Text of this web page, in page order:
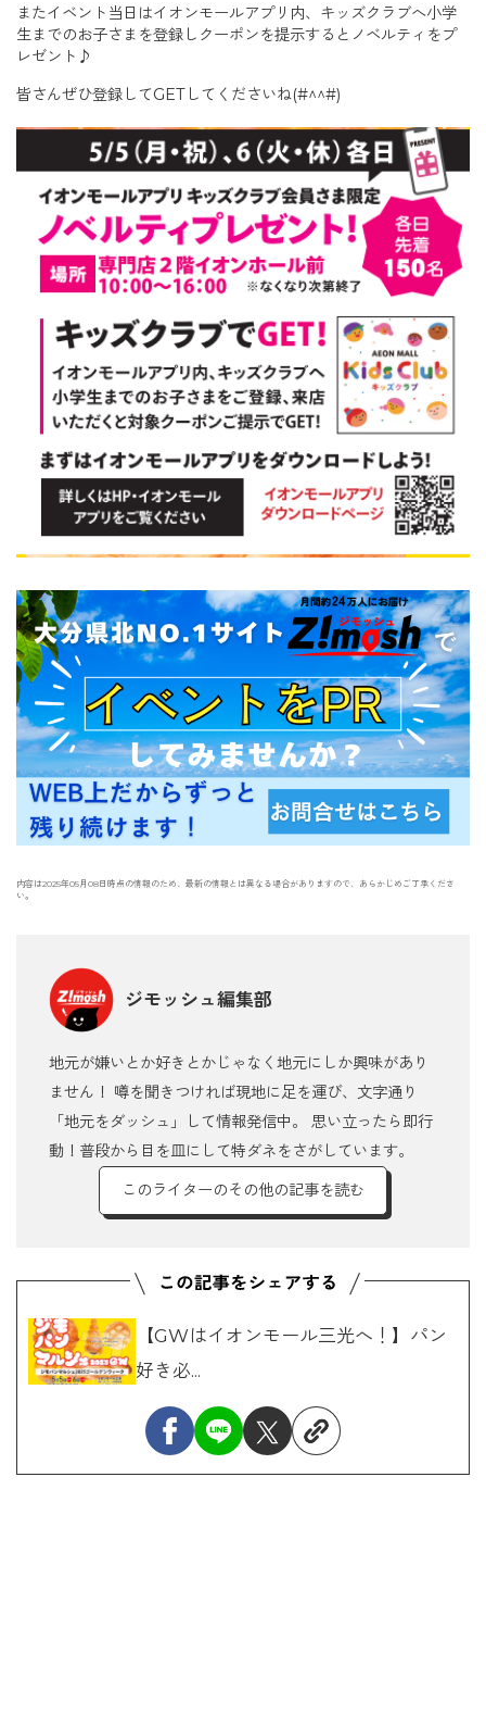
またイベント当日はイオンモールアプリ内、キッズクラブへ小学
生までのお子さまを登録しクーポンを提示するとノベルティをプ
レゼント♪
皆さんぜひ登録してGETしてくださいね(#^^#)
内容は2025年05月08日時点の情報のため、最新の情報とは異なる場合がありますので、あらかじめご了承くださ
い。
ジモッシュ編集部
地元が嫌いとか好きとかじゃなく地元にしか興味があり
ません！ 噂を聞きつければ現地に足を運び、文字通り
「地元をダッシュ」して情報発信中。 思い立ったら即行
動！普段から目を皿にして特ダネをさがしています。
このライターのその他の記事を読む
【GWはイオンモール三光へ！】パン
好き必...